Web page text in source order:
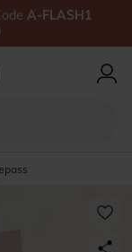
A-FLASH1